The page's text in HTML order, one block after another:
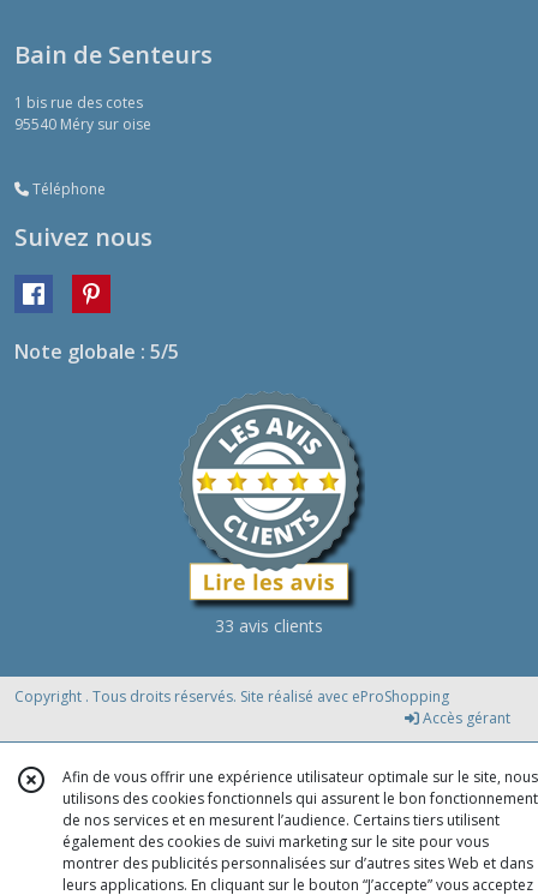
Bain de Senteurs
1 bis rue des cotes
95540 Méry sur oise
Téléphone
Suivez nous
Note globale : 5/5
33 avis clients
Copyright . Tous droits réservés. Site réalisé avec eProShopping
Accès gérant
Afin de vous offrir une expérience utilisateur optimale sur le site, nous
utilisons des cookies fonctionnels qui assurent le bon fonctionnement
de nos services et en mesurent l’audience. Certains tiers utilisent
également des cookies de suivi marketing sur le site pour vous
montrer des publicités personnalisées sur d’autres sites Web et dans
leurs applications. En cliquant sur le bouton “J’accepte” vous acceptez